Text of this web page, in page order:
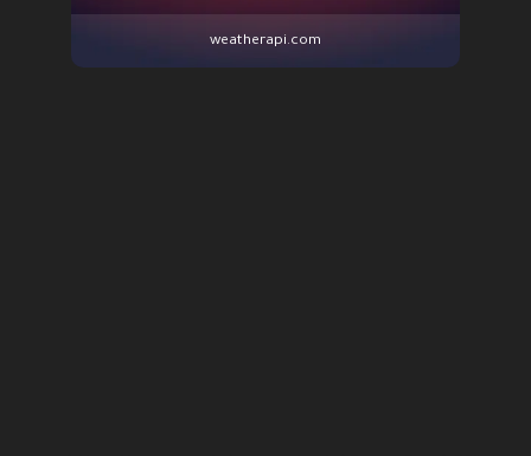
weatherapi.com